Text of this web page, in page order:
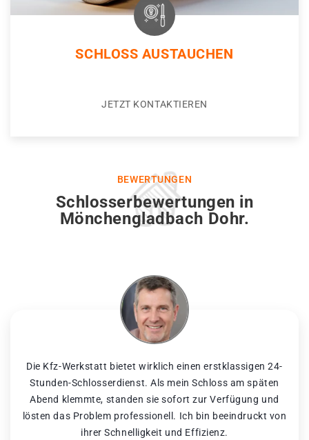
SCHLOSS AUSTAUCHEN
JETZT KONTAKTIEREN
BEWERTUNGEN
Schlosserbewertungen in
Mönchengladbach Dohr.
Die Kfz-Werkstatt bietet wirklich einen erstklassigen 24-
Stunden-Schlosserdienst. Als mein Schloss am späten
Abend klemmte, standen sie sofort zur Verfügung und
lösten das Problem professionell. Ich bin beeindruckt von
ihrer Schnelligkeit und Effizienz.